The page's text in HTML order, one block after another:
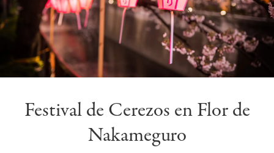
Festival de Cerezos en Flor de
Nakameguro